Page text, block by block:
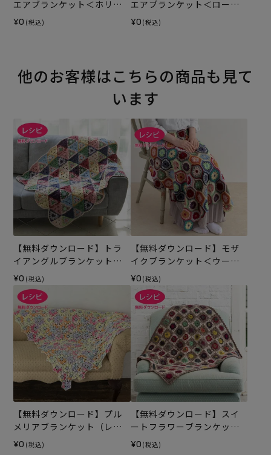
エアブランケット＜ホリィ
＞（レシピ）
¥0 (税込)
エアブランケット＜ロービ
ングルル＞（レシピ）
¥0 (税込)
他のお客様はこちらの商品も見て
います
【無料ダウンロード】トラ
イアングルブランケット
（レシピ）
¥0 (税込)
【無料ダウンロード】モザ
イクブランケット＜ウール
キュート＞（レシピ）
¥0 (税込)
【無料ダウンロード】プル
メリアブランケット（レシ
ピ）
¥0 (税込)
【無料ダウンロード】スイ
ートフラワーブランケット
（レシピ）
¥0 (税込)